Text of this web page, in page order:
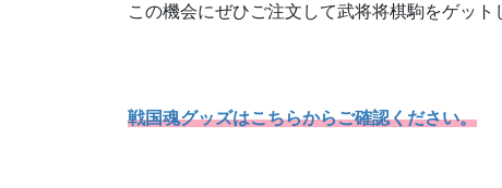
この機会にぜひご注文して武将将棋駒をゲット
戦国魂グッズはこちらからご確認ください。